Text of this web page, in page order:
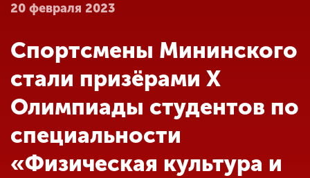
Абитуриенту
Обучение
Наука
20 февраля 2023
Спортсмены Мининского
стали призёрами X
Олимпиады студентов по
специальности
«Физическая культура и